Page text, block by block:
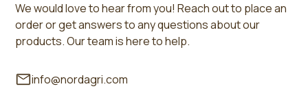
We would love to hear from you! Reach out to place an
order or get answers to any questions about our
products. Our team is here to help.
info@nordagri.com